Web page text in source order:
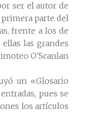
ser el autor de
parte del
frente a los de
las grandes
O'Scanlan
un «Glosario
pues se
los artículos